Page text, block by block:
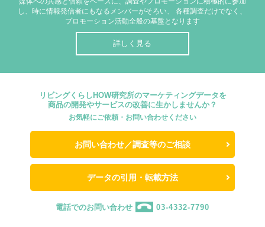
し、時に情報発信者にもなるメンバーがそろい、
各種調査だけでなく、
プロモーション活動全般の基盤となります
詳しく見る
リビングくらしHOW研究所のマーケティングデータを
商品の開発やサービスの改善に生かしませんか？
お気軽にご依頼・お問い合わせください
お問い合わせ／調査等のご相談
データの引用・転載方法
電話でのお問い合わせ 03-4332-7790